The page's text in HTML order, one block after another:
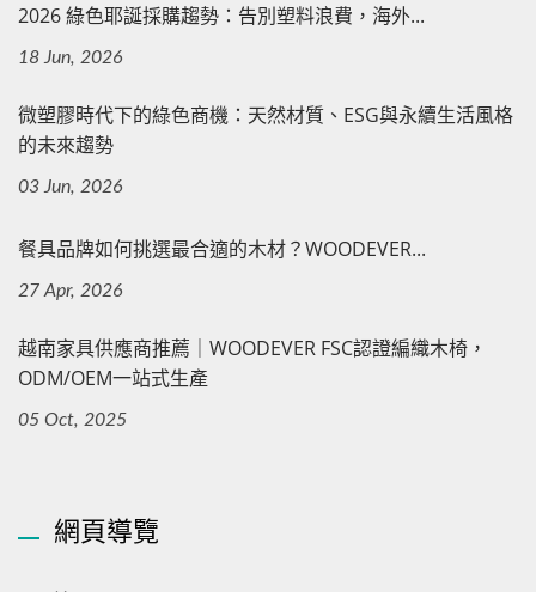
2026 綠色耶誕採購趨勢：告別塑料浪費，海外...
18 Jun, 2026
微塑膠時代下的綠色商機：天然材質、ESG與永續生活風格
的未來趨勢
03 Jun, 2026
餐具品牌如何挑選最合適的木材？WOODEVER...
27 Apr, 2026
越南家具供應商推薦｜WOODEVER FSC認證編織木椅，
ODM/OEM一站式生產
05 Oct, 2025
網頁導覽